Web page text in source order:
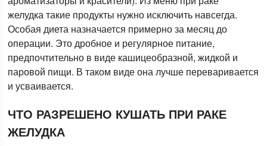
желудка такие продукты нужно исключить навсегда.
Особая диета назначается примерно за месяц до
операции. Это дробное и регулярное питание,
предпочтительно в виде кашицеобразной, жидкой и
паровой пищи. В таком виде она лучше переваривается
и усваивается.
ЧТО РАЗРЕШЕНО КУШАТЬ ПРИ РАКЕ
ЖЕЛУДКА